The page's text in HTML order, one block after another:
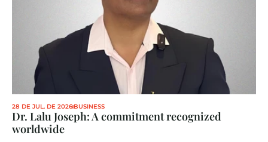
28 DE JUL. DE 2026 BUSINESS
Dr. Lalu Joseph: A commitment recognized
worldwide